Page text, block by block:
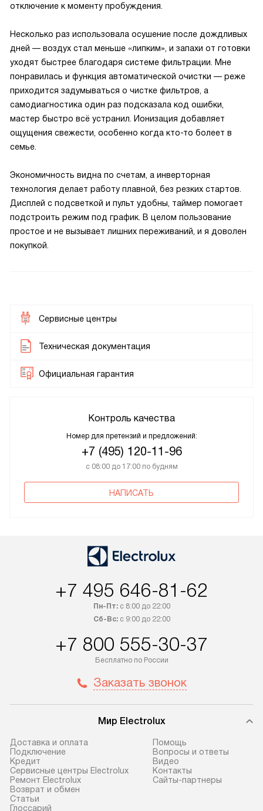
отключение к моменту пробуждения.
Несколько раз использовала осушение после дождливых
дней — воздух стал меньше «липким», и запахи от готовки
уходят быстрее благодаря системе фильтрации. Мне
понравилась и функция автоматической очистки — реже
приходится задумываться о чистке фильтров, а
самодиагностика один раз подсказала код ошибки,
мастер быстро всё устранил. Ионизация добавляет
ощущения свежести, особенно когда кто-то болеет в
семье.
Экономичность видна по счетам, а инверторная
технология делает работу плавной, без резких стартов.
Дисплей с подсветкой и пульт удобны, таймер помогает
подстроить режим под график. В целом пользование
простое и не вызывает лишних переживаний, и я доволен
покупкой.
Сервисные центры
Техническая документация
Официальная гарантия
Контроль качества
Номер для претензий и предложений:
+7 (495) 120-11-96
с 08:00 до 17:00 по будням
НАПИСАТЬ
+7 495 646-81-62
Пн-Пт:с 8:00 до 22:00
Сб-Вс:с 9:00 до 22:00
+7 800 555-30-37
Бесплатно по России
Заказать звонок
Мир Electrolux
Доставка и оплата
Подключение
Кредит
Сервисные центры Electrolux
Ремонт Electrolux
Возврат и обмен
Cтатьи
Глоссарий
Помощь
Вопросы и ответы
Видео
Контакты
Сайты-партнеры